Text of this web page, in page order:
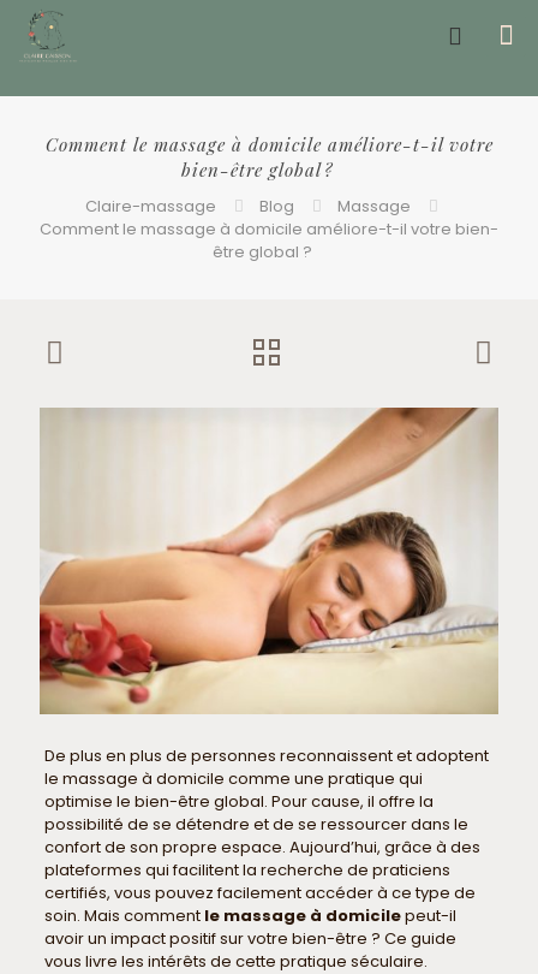
Comment le massage à domicile améliore-t-il votre
bien-être global ?
Claire-massage Blog
Massage
Comment le massage à domicile améliore-t-il votre bien-
être global ?
De plus en plus de personnes reconnaissent et adoptent
le massage à domicile comme une pratique qui
optimise le bien-être global. Pour cause, il offre la
possibilité de se détendre et de se ressourcer dans le
confort de son propre espace. Aujourd’hui, grâce à des
plateformes qui facilitent la recherche de praticiens
certifiés, vous pouvez facilement accéder à ce type de
soin. Mais comment le massage à domicilepeut-il
avoir un impact positif sur votre bien-être ? Ce guide
vous livre les intérêts de cette pratique séculaire.
Offrir un bon cadeau ❤️